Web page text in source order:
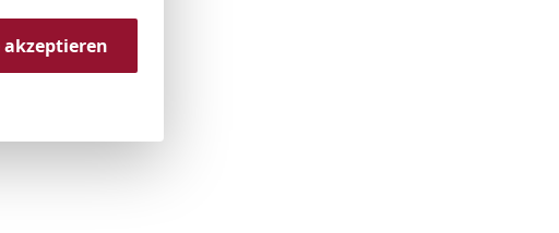
akzeptieren